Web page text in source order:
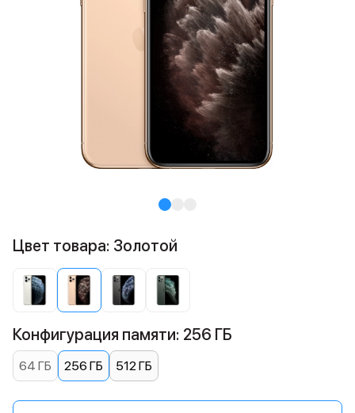
Цвет товара: Золотой
Конфигурация памяти: 256 ГБ
64 ГБ 256 ГБ 512 ГБ